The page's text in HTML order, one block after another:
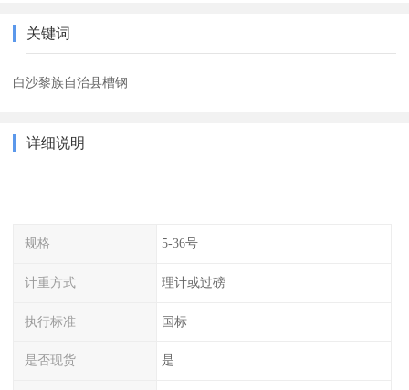
关键词
白沙黎族自治县槽钢
详细说明
规格 5-36号
计重方式 理计或过磅
执行标准 国标
是否现货 是